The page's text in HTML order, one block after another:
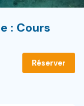
: Cours
Réserver